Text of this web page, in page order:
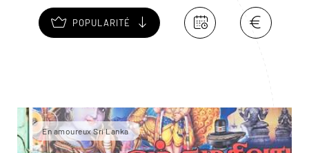
POPULARITÉ
En amoureux Sri Lanka